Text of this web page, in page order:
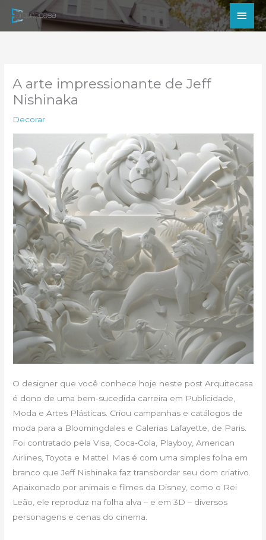
para
A arte impressionante de Jeff
Nishinaka
Decorar
O designer que você conhece hoje neste post Arquitecasa
é dono de uma bem-sucedida carreira em Publicidade,
Moda e Artes Plásticas. Criou campanhas e catálogos de
moda para a Bloomingdales e Galerias Lafayette, de Paris.
Foi contratado pela Visa, Coca-Cola, Playboy, American
Airlines, Toyota e Mattel. Mas é com uma simples folha em
branco que Jeff Nishinaka faz transbordar seu dom criativo.
Apaixonado por animais e filmes da Disney, como o Rei
Leão, ele reproduz na folha alva – e em 3D – diversos
personagens e cenas do cinema.